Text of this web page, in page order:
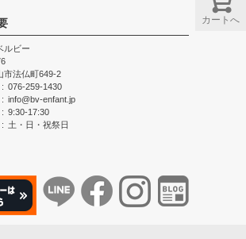
カートへ
ルビー
市法仏町649-2
076-259-1430
info@bv-enfant.jp
9:30-17:30
土・日・祝祭日